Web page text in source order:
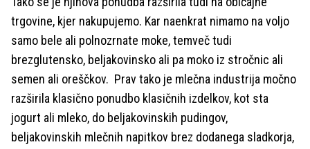
trgovine, kjer nakupujemo. Kar naenkrat nimamo na voljo
samo bele ali polnozrnate moke, temveč tudi
brezglutensko, beljakovinsko ali pa moko iz stročnic ali
semen ali oreščkov. Prav tako je mlečna industrija močno
razširila klasično ponudbo klasičnih izdelkov, kot sta
jogurt ali mleko, do beljakovinskih pudingov,
beljakovinskih mlečnih napitkov brez dodanega sladkorja,